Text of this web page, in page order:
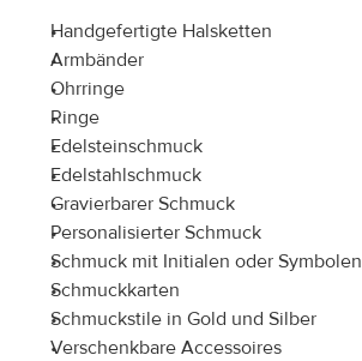
Handgefertigte Halsketten
Armbänder
Ohrringe
Ringe
Edelsteinschmuck
Edelstahlschmuck
Gravierbarer Schmuck
Personalisierter Schmuck
Schmuck mit Initialen oder Symbolen
Schmuckkarten
Schmuckstile in Gold und Silber
Verschenkbare Accessoires